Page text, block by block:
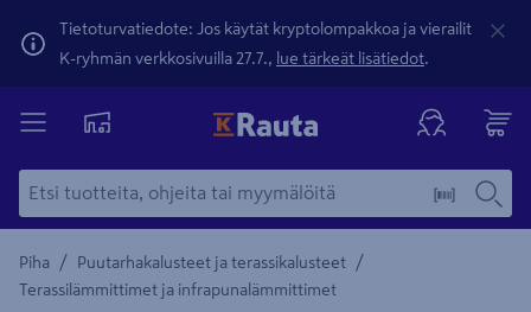
Tietoturvatiedote: Jos käytät kryptolompakkoa ja vierailit
K-ryhmän verkkosivuilla 27.7., lue tärkeät lisätiedot.
Piha / Puutarhakalusteet ja terassikalusteet /
Terassilämmittimet ja infrapunalämmittimet